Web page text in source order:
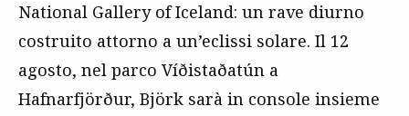
National Gallery of Iceland: un rave diurno
costruito attorno a un’eclissi solare. Il 12
agosto, nel parco Víðistaðatún a
Hafnarfjörður, Björk sarà in console insieme